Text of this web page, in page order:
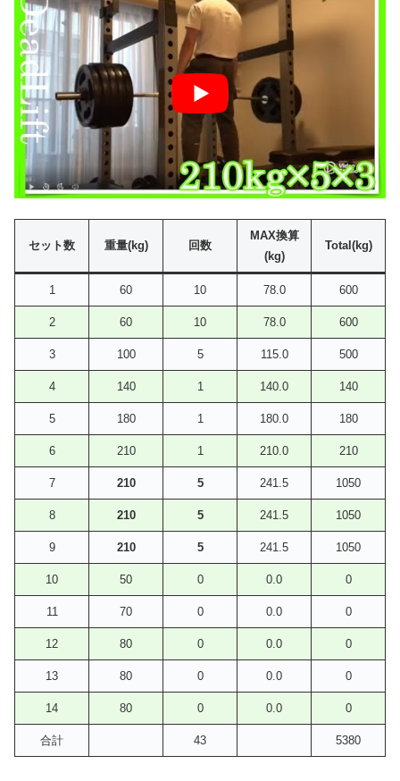
セット数 重量(kg) 回数
MAX換算
(kg)
Total(kg)
1 60 10 78.0 600
2 60 10 78.0 600
3 100 5 115.0 500
4 140 1 140.0 140
5 180 1 180.0 180
6 210 1 210.0 210
7 210 5 241.5 1050
8 210 5 241.5 1050
9 210 5 241.5 1050
10 50 0 0.0 0
11 70 0 0.0 0
12 80 0 0.0 0
13 80 0 0.0 0
14 80 0 0.0 0
合計 43 5380